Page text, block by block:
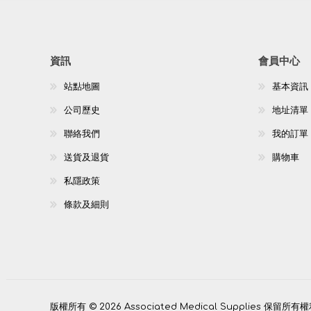
資訊
站點地圖
公司歷史
聯絡我們
送貨及退貨
私隱政策
條款及細則
會員中心
基本資訊
地址清單
我的訂單
購物車
版權所有 © 2026 Associated Medical Supplies 保留所有權